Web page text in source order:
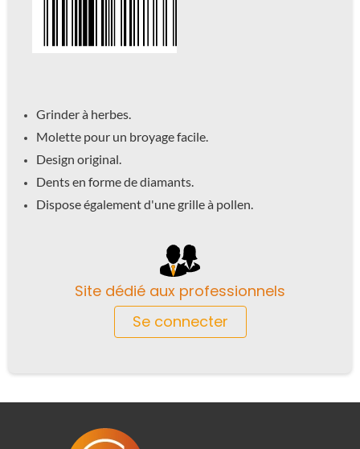
Grinder à herbes.
Molette pour un broyage facile.
Design original.
Dents en forme de diamants.
Dispose également d'une grille à pollen.
Site dédié aux professionnels
Se connecter